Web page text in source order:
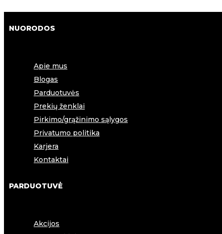
NUORODOS
Apie mus
Blogas
Parduotuvės
Prekių ženklai
Pirkimo/grąžinimo sąlygos
Privatumo politika
Karjera
Kontaktai
PARDUOTUVĖ
Akcijos